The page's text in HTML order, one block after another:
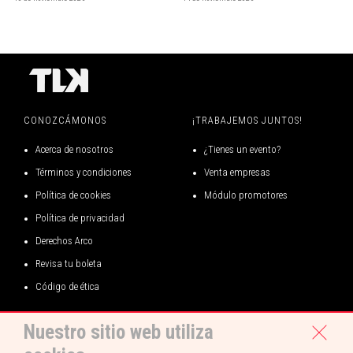
Nuestro sitio web utiliza
CONOZCÁMONOS
Acerca de nosotros
Términos y condiciones
Política de cookies
Política de privacidad
Derechos Arco
Revisa tu boleta
Código de ética
¡TRABAJEMOS JUNTOS!
¿Tienes un evento?
Venta empresas
Módulo promotores
CONVERSEMOS